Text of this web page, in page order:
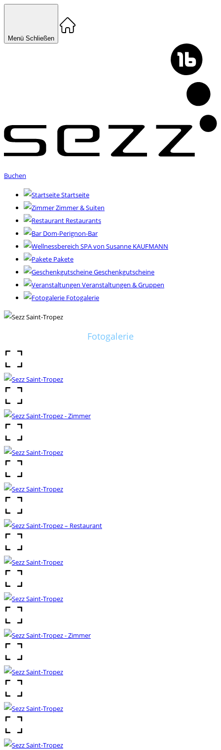
Menü Schließen
Buchen
Startseite
Zimmer & Suiten
Restaurants
Dom-Perignon-Bar
SPA von Susanne KAUFMANN
Pakete
Geschenkgutscheine
Veranstaltungen & Gruppen
Fotogalerie
Fotogalerie